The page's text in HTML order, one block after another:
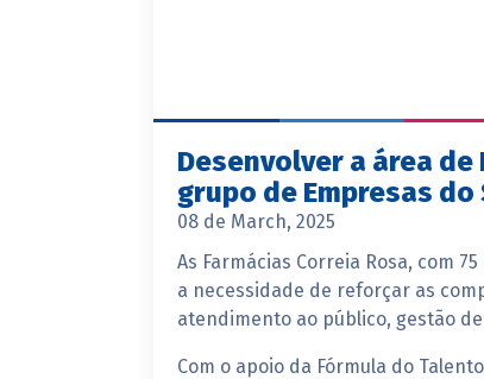
Desenvolver a área de
grupo de Empresas
08 de March, 2025
As Farmácias Correia Rosa, com
a necessidade de reforçar as
atendimento ao público, gestão
Com o apoio da Fórmula do